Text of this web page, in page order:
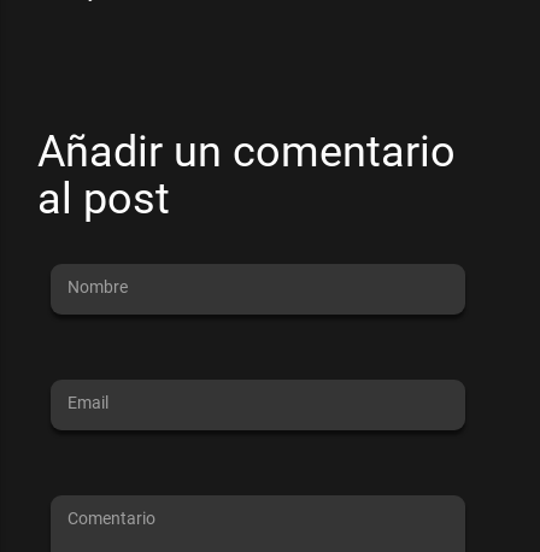
Añadir un comentario
al post
Nombre
Email
Comentario